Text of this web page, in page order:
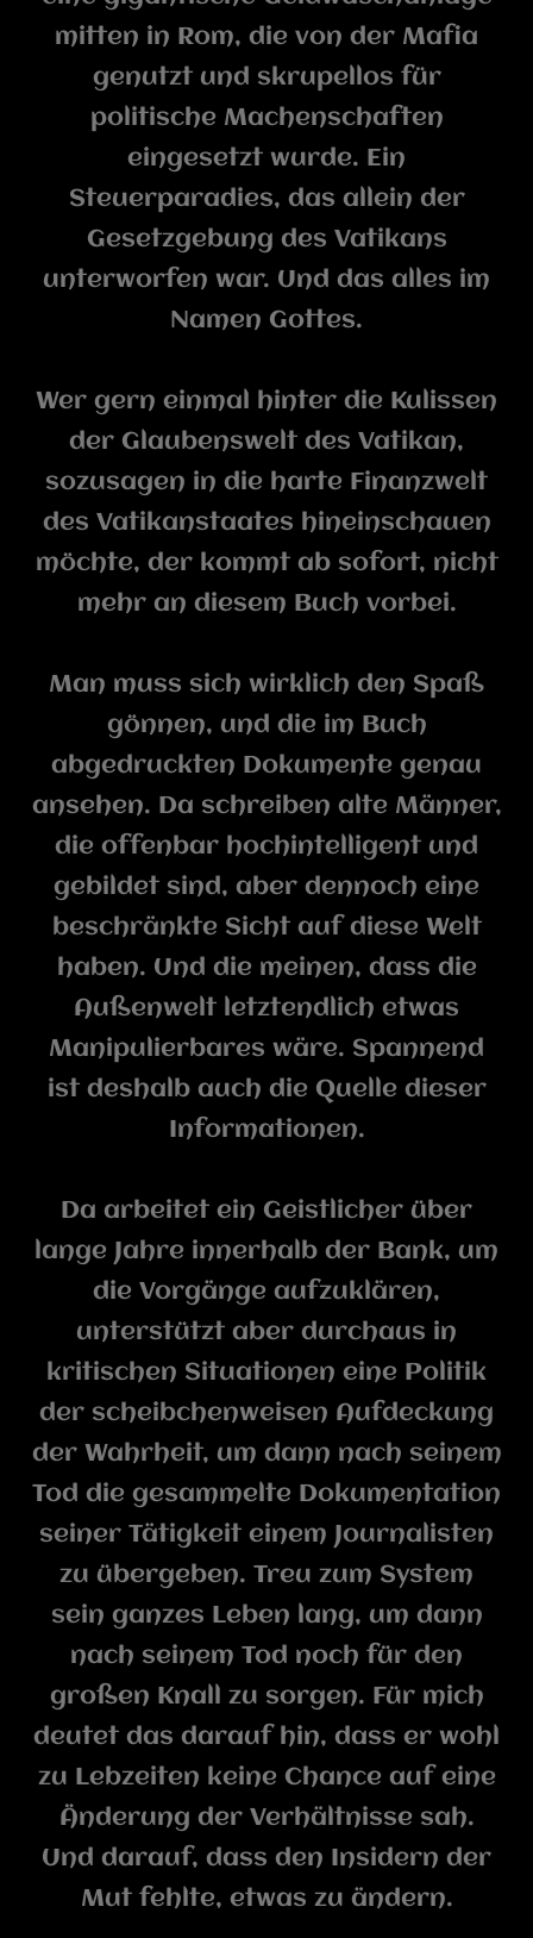
mitten in Rom, die von der Mafia
genutzt und skrupellos für
politische Machenschaften
eingesetzt wurde. Ein
Steuerparadies, das allein der
Gesetzgebung des Vatikans
unterworfen war. Und das alles im
Namen Gottes.
Wer gern einmal hinter die Kulissen
der Glaubenswelt des Vatikan,
sozusagen in die harte Finanzwelt
des Vatikanstaates hineinschauen
möchte, der kommt ab sofort, nicht
mehr an diesem Buch vorbei.
Man muss sich wirklich den Spaß
gönnen, und die im Buch
abgedruckten Dokumente genau
ansehen. Da schreiben alte Männer,
die offenbar hochintelligent und
gebildet sind, aber dennoch eine
beschränkte Sicht auf diese Welt
haben. Und die meinen, dass die
Außenwelt letztendlich etwas
Manipulierbares wäre. Spannend
ist deshalb auch die Quelle dieser
Informationen.
Da arbeitet ein Geistlicher über
lange Jahre innerhalb der Bank, um
die Vorgänge aufzuklären,
unterstützt aber durchaus in
kritischen Situationen eine Politik
der scheibchenweisen Aufdeckung
der Wahrheit, um dann nach seinem
Tod die gesammelte Dokumentation
seiner Tätigkeit einem Journalisten
zu übergeben. Treu zum System
sein ganzes Leben lang, um dann
nach seinem Tod noch für den
großen Knall zu sorgen. Für mich
deutet das darauf hin, dass er wohl
zu Lebzeiten keine Chance auf eine
Änderung der Verhältnisse sah.
Und darauf, dass den Insidern der
Mut fehlte, etwas zu ändern.